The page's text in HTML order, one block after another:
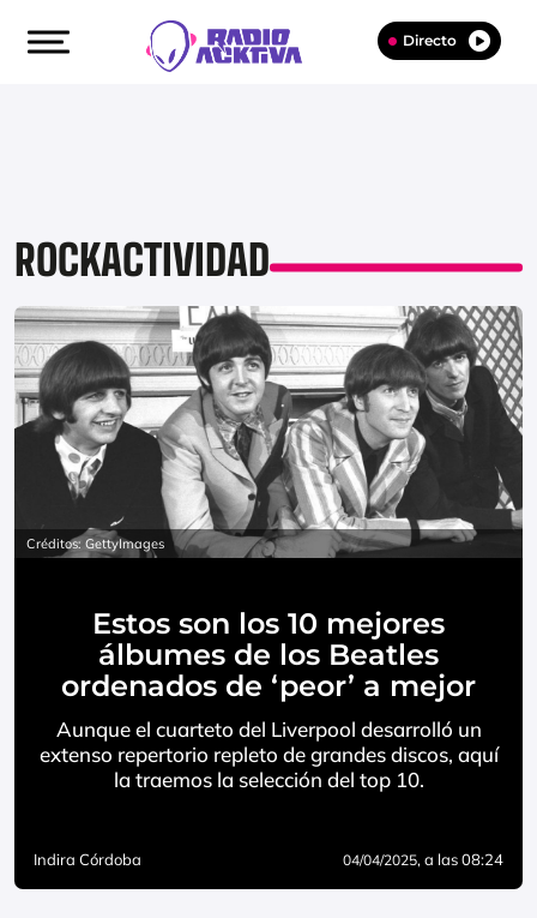
Directo
ROCKACTIVIDAD
Créditos: GettyImages
Estos son los 10 mejores
álbumes de los Beatles
ordenados de ‘peor’ a mejor
Aunque el cuarteto del Liverpool desarrolló un
extenso repertorio repleto de grandes discos, aquí
la traemos la selección del top 10.
Indira Córdoba 04/04/2025, a las 08:24